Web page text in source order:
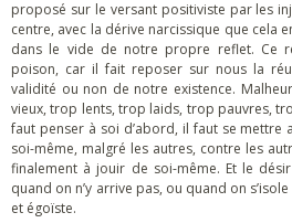
proposé sur le versant positiviste par les
centre, avec la dérive narcissique que cela
dans le vide de notre propre reflet. Ce
poison, car il fait reposer sur nous la
validité ou non de notre existence.
vieux, trop lents, trop laids, trop pauvres,
faut penser à soi d’abord, il faut se mettre
soi-même, malgré les autres, contre les
finalement à jouir de soi-même. Et le
quand on n’y arrive pas, ou quand on
et égoïste.